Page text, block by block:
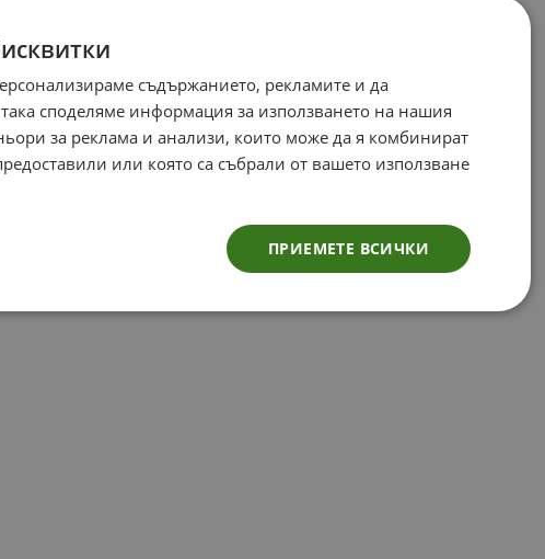
съдържанието, рекламите и да
споделяме информация за използването на нашия
за реклама и анализи, които може да я комбинират
или която са събрали от вашето използване
ПРИЕМЕТЕ ВСИЧКИ